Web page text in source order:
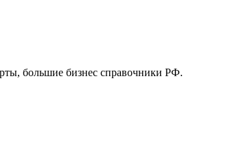
большие бизнес справочники РФ.